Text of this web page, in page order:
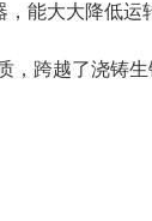
能大大降低
跨越了浇铸